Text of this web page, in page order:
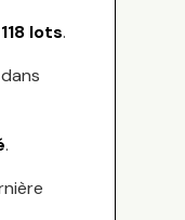
lots.
.